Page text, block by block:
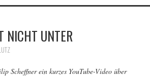
NICHT UNTER
Scheffner ein kurzes YouTube-Video über